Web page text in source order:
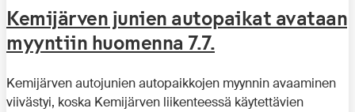
Kemijärven junien autopaikat avataan
myyntiin huomenna 7.7.
Kemijärven autojunien autopaikkojen myynnin avaaminen
viivästyi, koska Kemijärven liikenteessä käytettävien